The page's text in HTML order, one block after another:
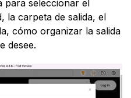
para seleccionar el
la carpeta de salida, el
cómo organizar la salida
desee.